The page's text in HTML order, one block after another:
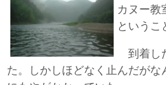
カヌー教
というこ
到着し
た。しかしほどなく止んだが